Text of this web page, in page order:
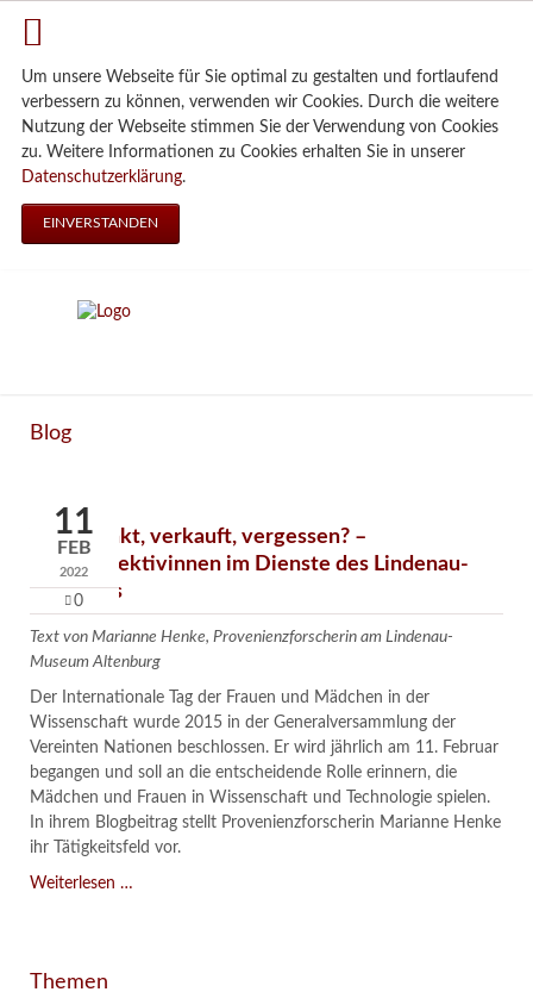
Um unsere Webseite für Sie optimal zu gestalten und fortlaufend
verbessern zu können, verwenden wir Cookies. Durch die weitere
Nutzung der Webseite stimmen Sie der Verwendung von Cookies
zu. Weitere Informationen zu Cookies erhalten Sie in unserer
Datenschutzerklärung.
EINVERSTANDEN
Blog
11
FEB
2022
0
Verschenkt, verkauft, vergessen? –
Kunstdetektivinnen im Dienste des Lindenau-
Museums
Text von Marianne Henke, Provenienzforscherin am Lindenau-
Museum Altenburg
Der Internationale Tag der Frauen und Mädchen in der
Wissenschaft wurde 2015 in der Generalversammlung der
Vereinten Nationen beschlossen. Er wird jährlich am 11. Februar
begangen und soll an die entscheidende Rolle erinnern, die
Mädchen und Frauen in Wissenschaft und Technologie spielen.
In ihrem Blogbeitrag stellt Provenienzforscherin Marianne Henke
ihr Tätigkeitsfeld vor.
Weiterlesen …
Themen